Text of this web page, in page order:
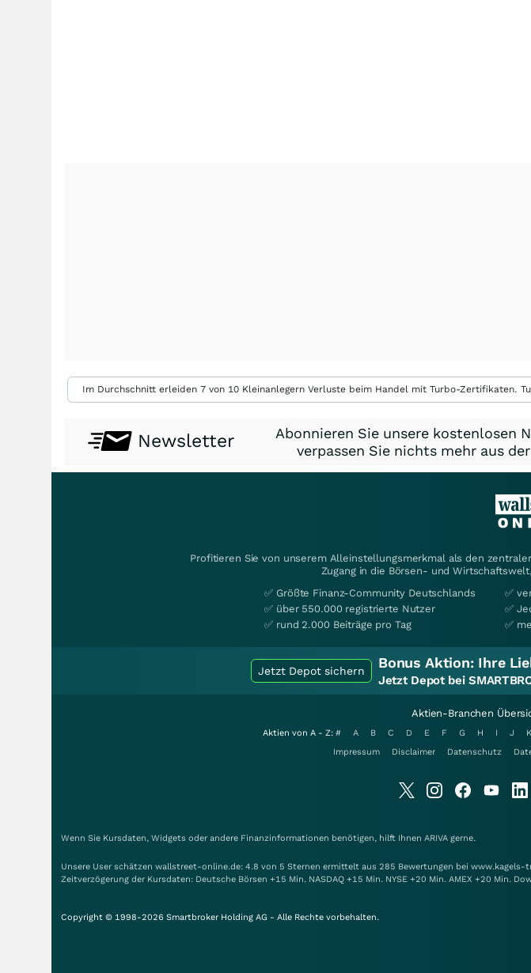
Im Durchschnitt erleiden 7 von 10 Kleinanlegern Verluste beim Handel mit Turbo-Zertifikaten.
Newsletter
Abonnieren Sie unsere kostenlosen
verpassen Sie nichts mehr aus
Profitieren Sie von unserem Alleinstellungsmerkmal als den
Zugang in die Börsen- und
✅ Größte Finanz-Community Deutschlands
✅ über 550.000 registrierte Nutzer
✅ rund 2.000 Beiträge pro Tag
✅
✅
✅
Jetzt Depot sichern Bonus Aktion: Ihre
Jetzt Depot bei
Aktien-Branchen
Aktien von A - Z: # A B C D E F G H I J K
Impressum
Disclaimer Datenschutz
Wenn Sie Kursdaten, Widgets oder andere Finanzinformationen benötigen, hilft Ihnen ARIVA gerne.
Unsere User schätzen wallstreet-online.de: 4.8 von 5 Sternen ermittelt aus 285 Bewertungen bei www.kagels-
Zeitverzögerung der Kursdaten: Deutsche Börsen +15 Min. NASDAQ +15 Min. NYSE +20 Min. AMEX +20 Min.
Copyright © 1998-2026 Smartbroker Holding AG - Alle Rechte vorbehalten.